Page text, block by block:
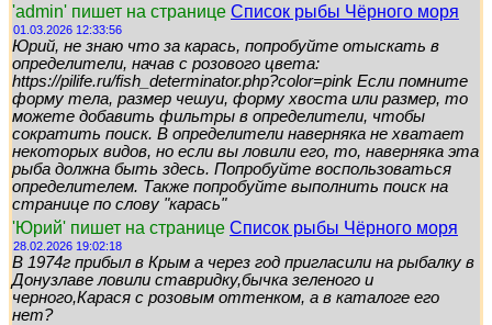
'admin' пишет на странице Список рыбы Чёрного моря
01.03.2026 12:33:56
Юрий, не знаю что за карась, попробуйте отыскать в
определители, начав с розового цвета:
https://pilife.ru/fish_determinator.php?color=pink Если помните
форму тела, размер чешуи, форму хвоста или размер, то
можете добавить фильтры в определители, чтобы
сократить поиск. В определители наверняка не хватает
некоторых видов, но если вы ловили его, то, наверняка эта
рыба должна быть здесь. Попробуйте воспользоваться
определителем. Также попробуйте выполнить поиск на
странице по слову "карась"
'Юрий' пишет на странице Список рыбы Чёрного моря
28.02.2026 19:02:18
В 1974г прибыл в Крым а через год пригласили на рыбалку в
Донузлаве ловили ставридку,бычка зеленого и
черного,Карася с розовым оттенком, а в каталоге его
нет?